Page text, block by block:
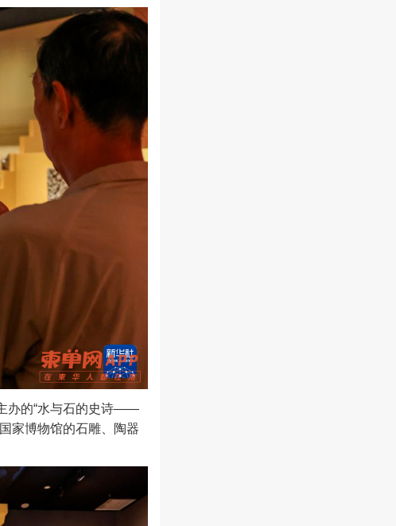
办的“水与石的史诗——
家博物馆的石雕、陶器